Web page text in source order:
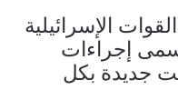
الإسرائيلية
إجراءات
جديدة بكل